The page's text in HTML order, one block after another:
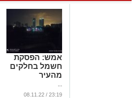
אמש: הפסקת
חשמל בחלקים
מהעיר
...
23:19 / 08.11.22